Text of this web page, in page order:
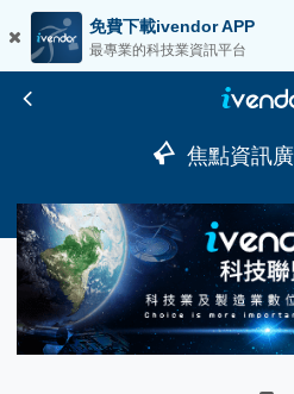
免費下載ivendor APP
最專業的科技業資訊平台
焦點資訊